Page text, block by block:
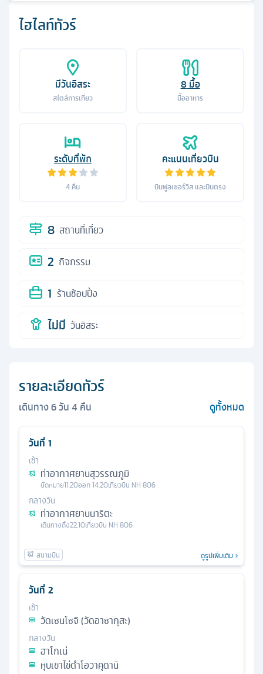
ไฮไลท์ทัวร์
มีวันอิสระ
สไตล์การเที่ยว
8มื้อ
มื้ออาหาร
ระดับที่พัก
4 คืน
คะแนนเที่ยวบิน
บินฟูลเซอร์วิส และบินตรง
8 สถานที่เที่ยว
2 กิจกรรม
1 ร้านช้อปปิ้ง
ไม่มี วันอิสระ
รายละเอียดทัวร์
เดินทาง6วัน4 คืน ดูทั้งหมด
วันที่ 1
เช้า
ท่าอากาศยานสุวรรณภูมิ
นัดหมาย11.20ออก14.20เที่ยวบิน NH 806
กลางวัน
ท่าอากาศยานนาริตะ
เดินทางถึง22.10เที่ยวบิน NH 806
ดูรูปเพิ่มเติม
วันที่ 2
เช้า
วัดเซนโซจิ (วัดอาซากุสะ)
กลางวัน
ฮาโกเน่
หุบเขาไข่ดำโอวาคุดานิ